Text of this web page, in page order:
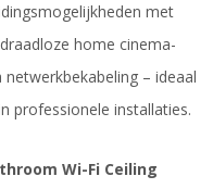
met
home cinema-
– ideaal
professionele installaties.
Wi-Fi Ceiling